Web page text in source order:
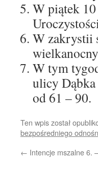
W piątek
W zakrystii
W tym
ulicy
od 61 – 90.
Ten wpis został
bezpośredniego
← Intencje mszalne 6.